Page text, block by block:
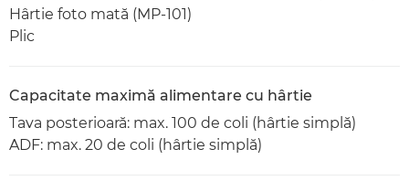
Hârtie foto mată (MP-101)
Plic
Capacitate maximă alimentare cu hârtie
Tava posterioară: max. 100 de coli (hârtie simplă)
ADF: max. 20 de coli (hârtie simplă)